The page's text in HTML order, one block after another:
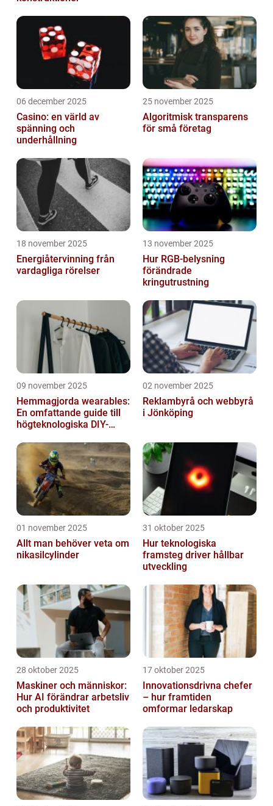
06 december 2025
Casino: en värld av
spänning och
underhållning
25 november 2025
Algoritmisk transparens
för små företag
18 november 2025
Energiåtervinning från
vardagliga rörelser
13 november 2025
Hur RGB-belysning
förändrade
kringutrustning
09 november 2025
Hemmagjorda wearables:
En omfattande guide till
högteknologiska DIY-
02 november 2025
Reklambyrå och webbyrå
i Jönköping
01 november 2025
Allt man behöver veta om
nikasilcylinder
31 oktober 2025
Hur teknologiska
framsteg driver hållbar
utveckling
28 oktober 2025
Maskiner och människor:
Hur AI förändrar arbetsliv
och produktivitet
17 oktober 2025
Innovationsdrivna chefer
– hur framtiden
omformar ledarskap